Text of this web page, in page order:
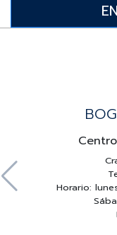
Horario: